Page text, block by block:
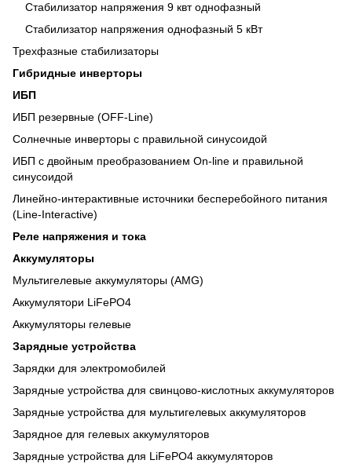
Стабилизатор напряжения 9 квт однофазный
Стабилизатор напряжения однофазный 5 кВт
Трехфазные стабилизаторы
Гибридные инверторы
ИБП
ИБП резервные (OFF-Line)
Солнечные инверторы с правильной синусоидой
ИБП с двойным преобразованием On-line и правильной
синусоидой
Линейно-интерактивные источники бесперебойного питания
(Line-Interactive)
Реле напряжения и тока
Аккумуляторы
Мультигелевые аккумуляторы (AMG)
Аккумулятори LiFePO4
Аккумуляторы гелевые
Зарядные устройства
Зарядки для электромобилей
Зарядные устройства для свинцово-кислотных аккумуляторов
Зарядные устройства для мультигелевых аккумуляторов
Зарядное для гелевых аккумуляторов
Зарядные устройства для LiFePO4 аккумуляторов